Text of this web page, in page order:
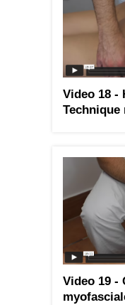
Video 18 -
Technique
Video 19 -